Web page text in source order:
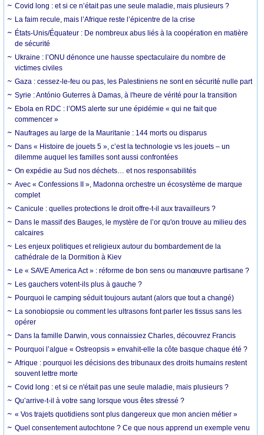
Covid long : et si ce n’était pas une seule maladie, mais plusieurs ?
La faim recule, mais l’Afrique reste l’épicentre de la crise
États-Unis/Équateur : De nombreux abus liés à la coopération en matière
de sécurité
Ukraine : l’ONU dénonce une hausse spectaculaire du nombre de
victimes civiles
Gaza : cessez-le-feu ou pas, les Palestiniens ne sont en sécurité nulle part
Syrie : António Guterres à Damas, à l'heure de vérité pour la transition
Ebola en RDC : l’OMS alerte sur une épidémie « qui ne fait que
commencer »
Naufrages au large de la Mauritanie : 144 morts ou disparus
Dans « Histoire de jouets 5 », c’est la technologie vs les jouets – un
dilemme auquel les familles sont aussi confrontées
On expédie au Sud nos déchets… et nos responsabilités
Avec « Confessions II », Madonna orchestre un écosystème de marque
complet
Canicule : quelles protections le droit offre-t-il aux travailleurs ?
Dans le massif des Bauges, le mystère de l’or qu'on trouve au milieu des
calcaires
Les enjeux politiques et religieux autour du bombardement de la
cathédrale de la Dormition à Kiev
Le « SAVE America Act » : réforme de bon sens ou manœuvre partisane ?
Les gauchers votent-ils plus à gauche ?
Pourquoi le camping séduit toujours autant (alors que tout a changé)
La sonobiopsie ou comment les ultrasons font parler les tissus sans les
opérer
Dans la famille Darwin, vous connaissiez Charles, découvrez Francis
Pourquoi l’algue « Ostreopsis » envahit-elle la côte basque chaque été ?
Afrique : pourquoi les décisions des tribunaux des droits humains restent
souvent lettre morte
Covid long : et si ce n'était pas une seule maladie, mais plusieurs ?
Qu’arrive-t-il à votre sang lorsque vous êtes stressé ?
« Vos trajets quotidiens sont plus dangereux que mon ancien métier »
Quel consentement autochtone ? Ce que nous apprend un exemple venu